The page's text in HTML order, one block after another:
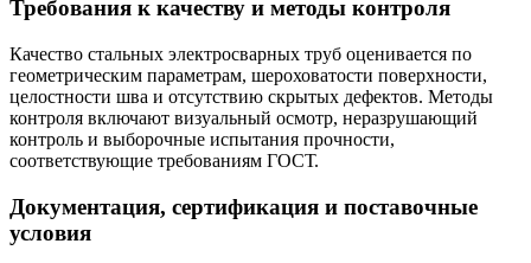
Требования к качеству и методы контроля
Качество стальных электросварных труб оценивается по
геометрическим параметрам, шероховатости поверхности,
целостности шва и отсутствию скрытых дефектов. Методы
контроля включают визуальный осмотр, неразрушающий
контроль и выборочные испытания прочности,
соответствующие требованиям ГОСТ.
Документация, сертификация и поставочные
условия